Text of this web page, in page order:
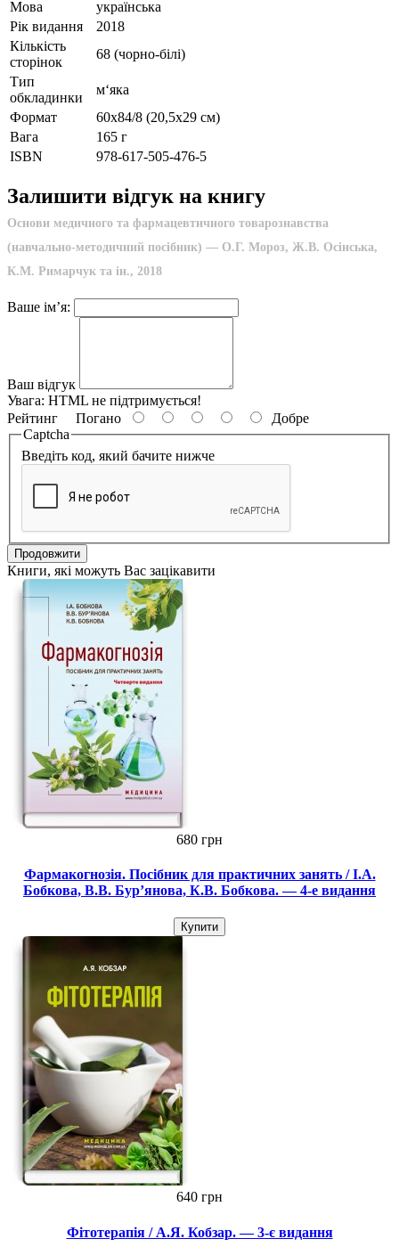
Мова
українська
Рік видання
2018
Кількість
сторінок
68 (чорно-білі)
Тип
обкладинки
м‘яка
Формат
60х84/8 (20,5х29 см)
Вага
165 г
ISBN
978-617-505-476-5
Залишити відгук на книгу
Основи медичного та фармацевтичного товарознавства
(навчально-методичний посібник) — О.Г. Мороз, Ж.В. Осінська,
К.М. Римарчук та ін., 2018
Ваше ім’я:
Ваш відгук
Увага: HTML не підтримується!
Рейтинг Погано
Добре
Captcha
Введіть код, який бачите нижче
Продовжити
Книги, які можуть Вас зацікавити
680 грн
Фармакогнозія. Посібник для практичних занять / І.А.
Бобкова, В.В. Бур’янова, К.В. Бобкова. — 4-е видання
Купити
640 грн
Фітотерапія / А.Я. Кобзар. — 3-є видання